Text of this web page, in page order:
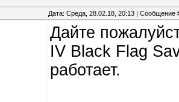
Дата: Среда, 28.02.18, 20:13 | Сообщение
Дайте
IV Black Flag
работает.